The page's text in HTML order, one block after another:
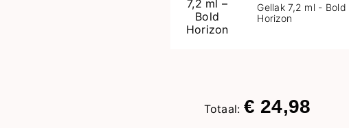
Gellak 7,2 ml - Bold
Horizon
Totaal: € 24,98